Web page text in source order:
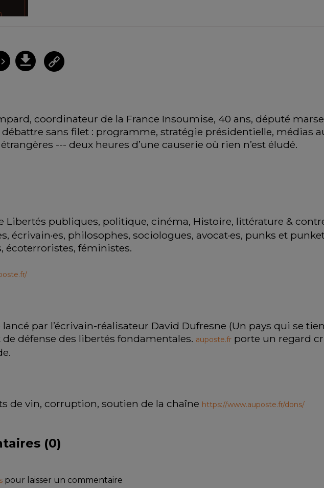
coordinateur de la France Insoumise, 40 ans, député
débattre sans filet : programme, stratégie présidentielle, médias
--- deux heures d’une causerie où rien n’est éludé.
Libertés publiques, politique, cinéma, Histoire, littérature &
écrivain·es, philosophes, sociologues, avocat·es, punks et
écoterroristes, féministes.
lancé par l’écrivain-réalisateur David Dufresne (Un pays qui se
de défense des libertés fondamentales. auposte.fr porte un regard
de vin, corruption, soutien de la chaîne https://www.auposte.fr/dons/
(0)
pour laisser un commentaire